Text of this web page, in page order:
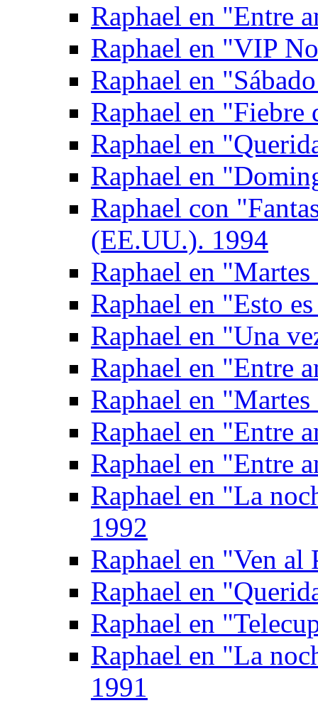
Raphael en "Entre
Raphael en "VIP
Raphael en
Raphael en "Fiebre
Raphael en
Raphael en
Raphael con
(EE.UU.). 1994
Raphael en
Raphael en "Esto
Raphael en "Una
Raphael en "Entre
Raphael en
Raphael en "Entre
Raphael en "Entre
Raphael en "La
1992
Raphael en "Ven
Raphael en
Raphael en
Raphael en "La
1991